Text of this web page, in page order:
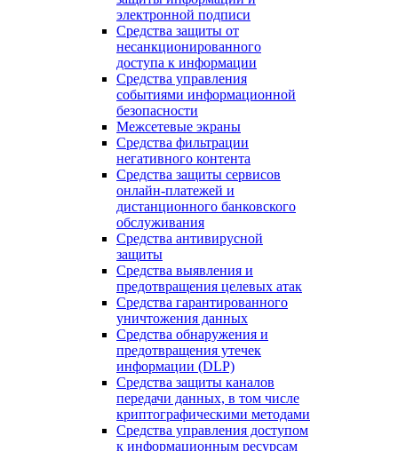
электронной подписи
Средства защиты от
несанкционированного
доступа к информации
Средства управления
событиями информационной
безопасности
Межсетевые экраны
Средства фильтрации
негативного контента
Средства защиты сервисов
онлайн-платежей и
дистанционного банковского
обслуживания
Средства антивирусной
защиты
Средства выявления и
предотвращения целевых атак
Средства гарантированного
уничтожения данных
Средства обнаружения и
предотвращения утечек
информации (DLP)
Средства защиты каналов
передачи данных, в том числе
криптографическими методами
Средства управления доступом
к информационным ресурсам